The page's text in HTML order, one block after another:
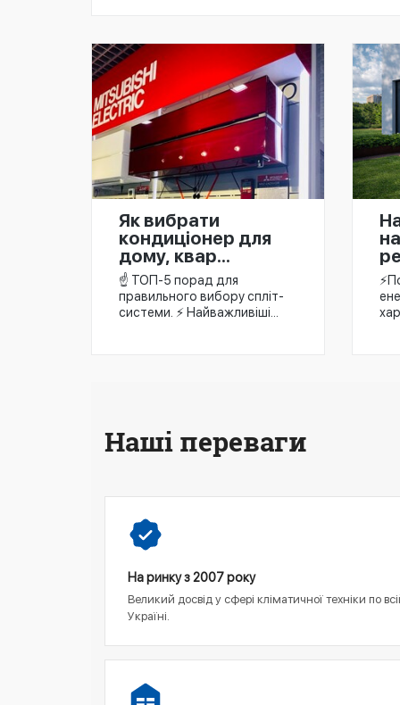
Як вибрати
кондиціонер для
дому, квар...
☝️ ТОП-5 порад для
правильного вибору спліт-
системи. ⚡ Найважливіші...
Наші переваги
На ринку з 2007 року
Великий досвід у сфері кліматичної техніки по
Україні.